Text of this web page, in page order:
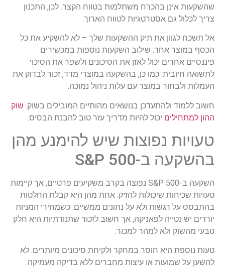
שהשקעות אינן בהכרח משתלמות בטווח הקצר. לכן, התכנון
צריך לכלול גם אסטרטגיות לטווח הארוך.
אל תשכח לגוון את תיק ההשקעות שלך – לא להשקיע את כל
הכסף במוצר אחד. שילוב השקעות נוספות במכשירים
פיננסיים אחרים יכול לאזן את הסיכונים ולשפר את הסיכוי
לתשואה חיובית. כמו כן, בהשקעה במוצרי מדד, זכור לבדוק את
העמלות ולבחור במוצר עם עלות ניהול נמוכה.
חשוב ללמוד ולהתעדכן בנושאים מהותיים המובילים בשוק. שוק
ההון למתחילים יכול להיות מדריך עזר טוב להבנת הבסיס.
טעויות נפוצות שיש להימנע מהן
בהשקעה ב-S&P 500
השקעה ב-S&P 500 נפוצה בקרב משקיעים פרטיים, אך קיימות
טעויות שכיחות שיכולות להזיק. אחת מהן היא קבלת החלטות
בהתבסס על רגשות ולא על נתונים ממשיים. כשמחירי המניות
יורדים יש נטייה לפאניקה, אך חשוב לזכור שתנודתיות היא חלק
טבעי מהשוק ולא למהר למכור.
טעות נוספת היא חוסר במחקר ולקיחת סיכונים מיותרים. לא
להשען על שמועות או עיצות מחברים ללא בדיקה מעמיקה.